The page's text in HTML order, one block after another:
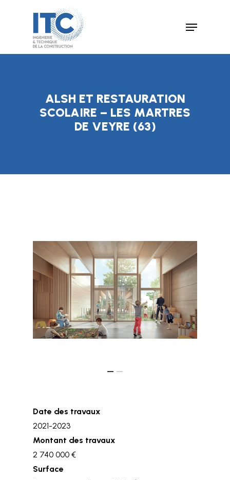
Menu
ALSH ET RESTAURATION
SCOLAIRE – LES MARTRES
DE VEYRE (63)
Date des travaux
2021-2023
Montant des travaux
2 740 000 €
Surface